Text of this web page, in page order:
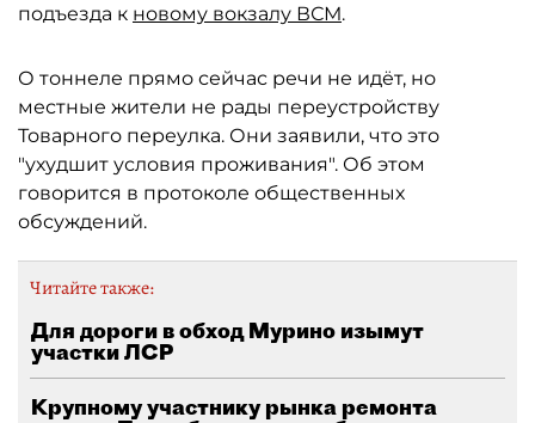
подъезда к новому вокзалу ВСМ.
О тоннеле прямо сейчас речи не идёт, но
местные жители не рады переустройству
Товарного переулка. Они заявили, что это
"ухудшит условия проживания". Об этом
говорится в протоколе общественных
обсуждений.
Читайте также:
Для дороги в обход Мурино изымут
участки ЛСР
Крупному участнику рынка ремонта